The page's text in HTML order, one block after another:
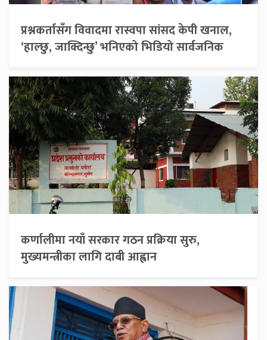
प्रश्नकर्तासँग विवादमा रास्वपा सांसद केपी खनाल,
‘हाल्छु, जाक्दिन्छु’ भनिएको भिडियो सार्वजनिक
कर्णालीमा नयाँ सरकार गठन प्रक्रिया सुरु,
मुख्यमन्त्रीका लागि दाबी आह्वान